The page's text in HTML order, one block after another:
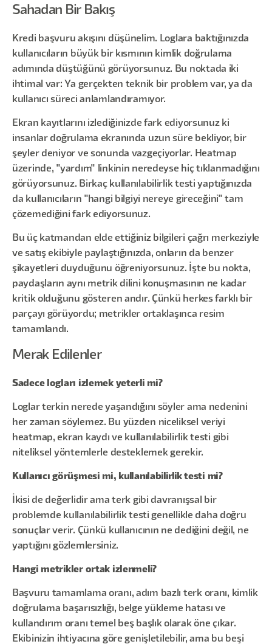
Sahadan Bir Bakış
Kredi başvuru akışını düşünelim. Loglara baktığınızda
kullanıcıların büyük bir kısmının kimlik doğrulama
adımında düştüğünü görüyorsunuz. Bu noktada iki
ihtimal var: Ya gerçekten teknik bir problem var, ya da
kullanıcı süreci anlamlandıramıyor.
Ekran kayıtlarını izlediğinizde fark ediyorsunuz ki
insanlar doğrulama ekranında uzun süre bekliyor, bir
şeyler deniyor ve sonunda vazgeçiyorlar. Heatmap
üzerinde, "yardım" linkinin neredeyse hiç tıklanmadığını
görüyorsunuz. Birkaç kullanılabilirlik testi yaptığınızda
da kullanıcıların "hangi bilgiyi nereye gireceğini" tam
çözemediğini fark ediyorsunuz.
Bu üç katmandan elde ettiğiniz bilgileri çağrı merkeziyle
ve satış ekibiyle paylaştığınızda, onların da benzer
şikayetleri duyduğunu öğreniyorsunuz. İşte bu nokta,
paydaşların aynı metrik dilini konuşmasının ne kadar
kritik olduğunu gösteren andır. Çünkü herkes farklı bir
parçayı görüyordu; metrikler ortaklaşınca resim
tamamlandı.
Merak Edilenler
Sadece logları izlemek yeterli mi?
Loglar terkin nerede yaşandığını söyler ama nedenini
her zaman söylemez. Bu yüzden niceliksel veriyi
heatmap, ekran kaydı ve kullanılabilirlik testi gibi
niteliksel yöntemlerle desteklemek gerekir.
Kullanıcı görüşmesi mi, kullanılabilirlik testi mi?
İkisi de değerlidir ama terk gibi davranışsal bir
problemde kullanılabilirlik testi genellikle daha doğru
sonuçlar verir. Çünkü kullanıcının ne dediğini değil, ne
yaptığını gözlemlersiniz.
Hangi metrikler ortak izlenmeli?
Başvuru tamamlama oranı, adım bazlı terk oranı, kimlik
doğrulama başarısızlığı, belge yükleme hatası ve
kullandırım oranı temel beş başlık olarak öne çıkar.
Ekibinizin ihtiyacına göre genişletilebilir, ama bu beşi